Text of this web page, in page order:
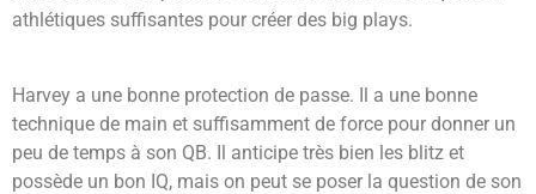
athlétiques suffisantes pour créer des big plays.
Harvey a une bonne protection de passe. Il a une bonne
technique de main et suffisamment de force pour donner un
peu de temps à son QB. Il anticipe très bien les blitz et
possède un bon IQ, mais on peut se poser la question de son